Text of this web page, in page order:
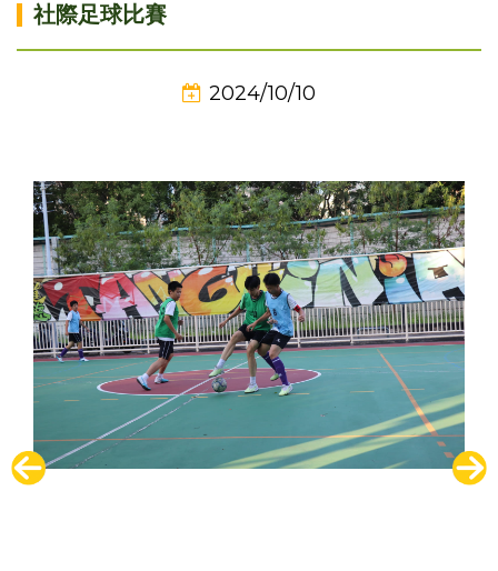
社際足球比賽
2024/10/10